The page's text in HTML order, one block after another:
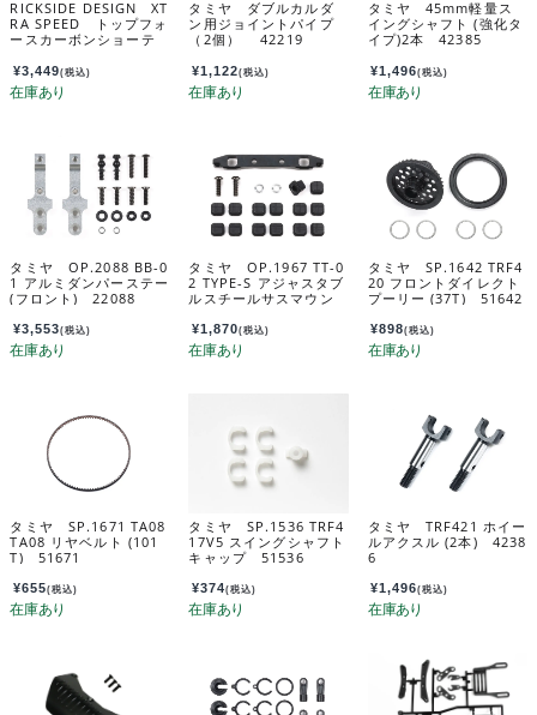
RICKSIDE DESIGN XT
RA SPEED トップフォ
ースカーボンショーテ
ー XS-TA29090
¥3,449(税込)
タミヤ ダブルカルダ
ン用ジョイントパイプ
（2個） 42219
¥1,122(税込)
タミヤ 45mm軽量ス
イングシャフト (強化タ
イプ)2本 42385
¥1,496(税込)
タミヤ OP.2088 BB-0
1 アルミダンパーステー
(フロント) 22088
¥3,553(税込)
タミヤ OP.1967 TT-0
2 TYPE-S アジャスタブ
ルスチールサスマウン
¥1,870(税込)
タミヤ SP.1642 TRF4
20 フロントダイレクト
プーリー (37T) 51642
¥898(税込)
タミヤ SP.1671 TA08
TA08 リヤベルト (101
T) 51671
¥655(税込)
タミヤ SP.1536 TRF4
17V5 スイングシャフト
キャップ 51536
¥374(税込)
タミヤ TRF421 ホイー
ルアクスル (2本) 4238
6
¥1,496(税込)